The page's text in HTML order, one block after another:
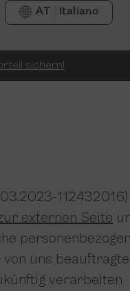
AT
Italiano
sichern!
112432016)
externen Seite
uns
verarbeiten